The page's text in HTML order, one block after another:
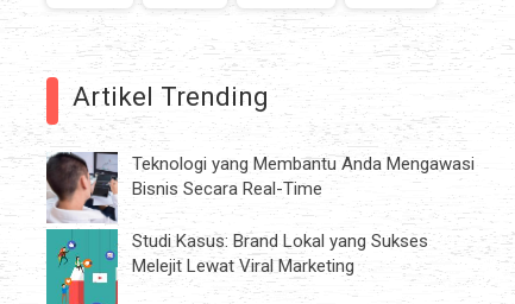
Artikel Trending
Teknologi yang Membantu Anda Mengawasi
Bisnis Secara Real-Time
Studi Kasus: Brand Lokal yang Sukses
Melejit Lewat Viral Marketing